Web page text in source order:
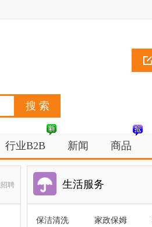
行业B2B 新闻 商品
聘 生活服务
保洁清洗 家政保姆